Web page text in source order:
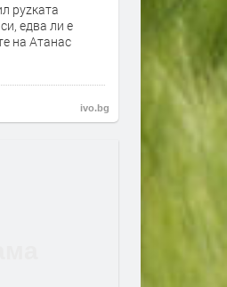
руzката
едва ли е
на Атанас
ivo.bg